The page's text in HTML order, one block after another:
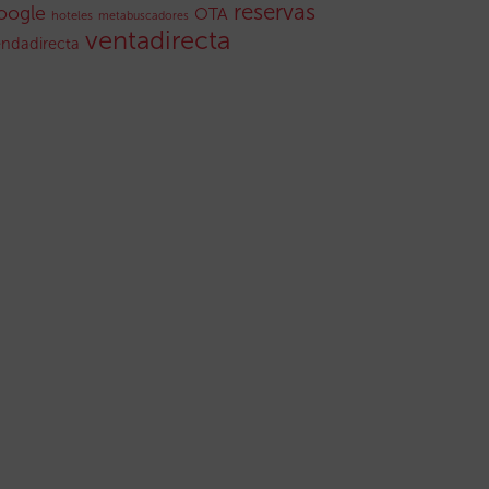
hoteles metabuscadores OTA reservas
ventadirecta